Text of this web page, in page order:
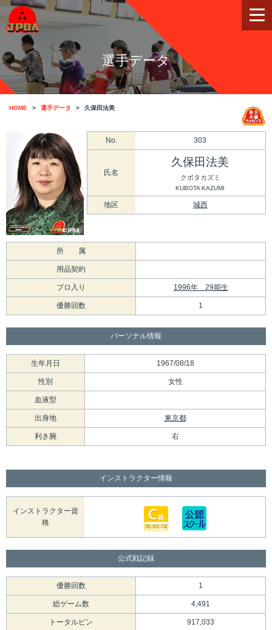
選手データ
HOME 選手データ 久保田法美
No. 303
氏名
久保田法美
クボタカズミ
KUBOTA KAZUMI
地区 城西
所 属
用品契約
プロ入り 1996年 29期生
優勝回数 1
パーソナル情報
生年月日 1967/08/18
性別 女性
血液型
出身地 東京都
利き腕 右
インストラクター情報
インストラクター資
格
公式戦記録
優勝回数 1
総ゲーム数 4,491
トータルピン 917,033